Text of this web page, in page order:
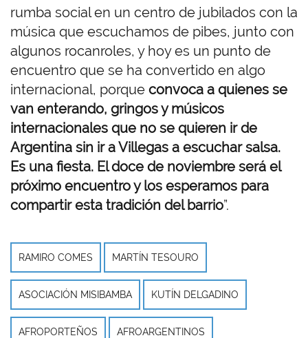
rumba social en un centro de jubilados con la
música que escuchamos de pibes, junto con
algunos rocanroles, y hoy es un punto de
encuentro que se ha convertido en algo
internacional, porque convoca a quienes se
van enterando, gringos y músicos
internacionales que no se quieren ir de
Argentina sin ir a Villegas a escuchar salsa.
Es una fiesta. El doce de noviembre será el
próximo encuentro y los esperamos para
compartir esta tradición del barrio”.
RAMIRO COMES MARTÍN TESOURO
ASOCIACIÓN MISIBAMBA KUTÍN DELGADINO
AFROPORTEÑOS AFROARGENTINOS